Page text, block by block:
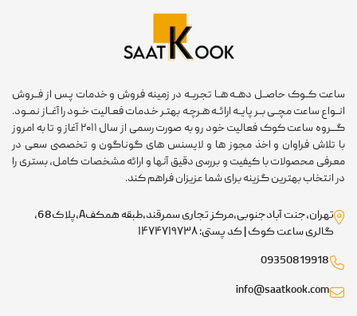
ساعت کــوک حاصــل دهــه هــا تجربــه در زمینه فروش و خدمات پـس از فــروش
انــواع ساعت مچــی بــر پایــه ارائــه هـرچـه بهتـر خـدمات فعـالیت خــود را آغــاز نمــود.
گـــروه ساعت کوک فعالیت خود رو به صورت رسمی از سال ۲۰۱۱ آغاز و تا به امروز
با تلاش فراوان و اخذ مجوز ها و لایسنس های گوناگون و تخصصی سعی در
معرفی محصولات با کیفیت و بررسی دقیق آنها و ارائه مشخصات کامل، بستری را
در انتخاب بهترین گزینه برای شما عزیزان فراهم کند.
تهران،جنت آبادجنوبی،مرکز تجاری سمرقند،طبقه همکفA،پلاک68،
گالری ساعت کوک | کد پستی: ۱۴۷۴۷۱۹۷۳۸
09350819918
info@saatkook.com